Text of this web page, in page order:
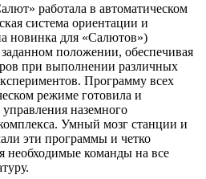
работала в автоматическом
система ориентации и
новинка для «Салютов»)
положении, обеспечивая
при выполнении различных
Программу всех
режиме готовила и
наземного
Умный мозг станции и
эти программы и четко
необходимые команды на все